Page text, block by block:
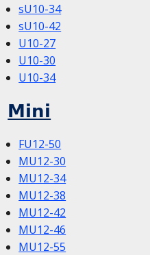
sU10-34
sU10-42
U10-27
U10-30
U10-34
Mini
FU12-50
MU12-30
MU12-34
MU12-38
MU12-42
MU12-46
MU12-55